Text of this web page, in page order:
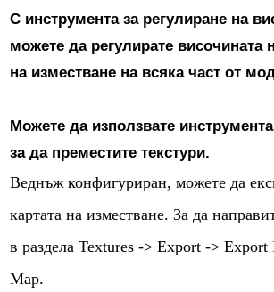
С инструмента за регулиране на
можете да регулирате височината
на изместване на всяка част от
Можете да използвате
за да преместите текстури.
Веднъж конфигуриран, можете да
картата на изместване. За да
в раздела Textures -> Export -> Export
Map.